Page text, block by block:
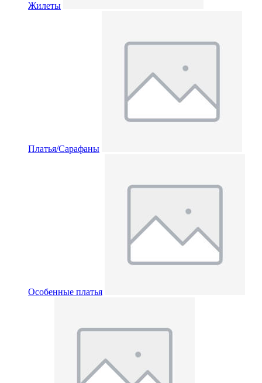
Жилеты
Платья/Сарафаны
Особенные платья